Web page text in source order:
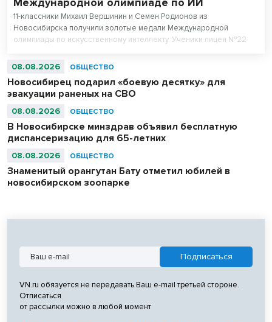
Международной олимпиаде по ИИ
11-классники Михаил Вершинин и Семен Родионов из
Новосибирска получили золотые медали Международной
олимпиады по искусственному интеллекту. Ученики лицея №22
абсолютными чемпионами соревнований.
08.08.2026 ОБЩЕСТВО
Новосибирец подарил «боевую десятку» для
эвакуации раненых на СВО
08.08.2026 ОБЩЕСТВО
В Новосибирске минздрав объявил бесплатную
диспансеризацию для 65-летних
08.08.2026 ОБЩЕСТВО
Знаменитый орангутан Бату отметил юбилей в
новосибирском зоопарке
VN.ru обязуется не передавать Ваш e-mail третьей стороне.
Отписаться
от рассылки можно в любой момент